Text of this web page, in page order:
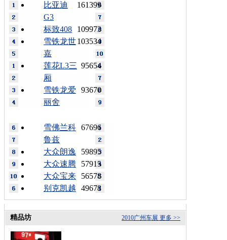
161399
比亚迪
G3
109973
标致408
103534
雪铁龙世
嘉
95654
莲花L3三
厢
93670
雪铁龙爱
丽舍
67696
雪佛兰科
鲁兹
59895
大众朗逸
57915
大众速腾
56578
大众宝来
49678
别克凯越
更多 >>
2010广州车展
精品坊